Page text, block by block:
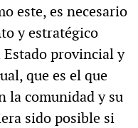
este, es necesario
y estratégico
provincial y
que es el que
la comunidad y su
sido posible si